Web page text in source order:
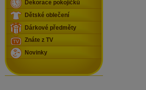
Dekorace pokojíčků
Dětské oblečení
Dárkové předměty
Znáte z TV
Novinky